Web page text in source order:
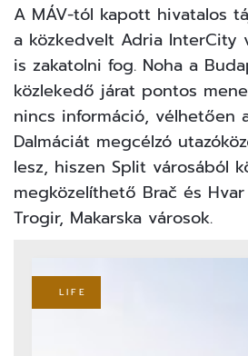
A MÁV-tól kapott hivatalos
a közkedvelt Adria InterCity
is zakatolni fog. Noha a
közlekedő járat pontos
nincs információ, vélhetően
Dalmáciát megcélzó
lesz, hiszen Split városából
megközelíthető Brač és
Trogir, Makarska városok.
LIFE